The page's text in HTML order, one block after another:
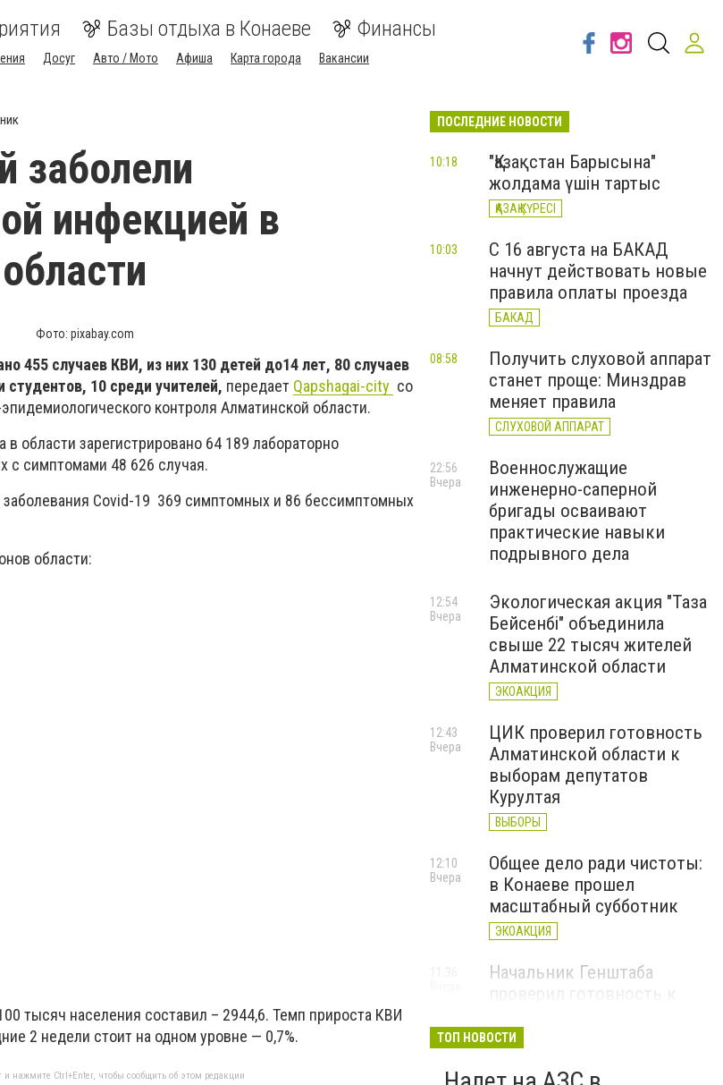
Базы отдыха в Конаеве Финансы
Досуг Авто / Мото Афиша Карта города Вакансии
заболели
инфекцией в
Фото: pixabay.com
455 случаев КВИ, из них 130 детей до14 лет, 80 случаев
10 среди учителей, передает Qapshagai-city со
контроля Алматинской области.
области зарегистрировано 64 189 лабораторно
с симптомами 48 626 случая.
заболевания Covid-19 369 симптомных и 86 бессимптомных
области:
тысяч населения составил – 2944,6. Темп прироста КВИ
2 недели стоит на одном уровне — 0,7%.
нажмите Ctrl+Enter, чтобы сообщить об этом редакции
ПОСЛЕДНИЕ НОВОСТИ
"Қазақстан Барысына"
жолдама үшін тартыс
ҚАЗАҚ КҮРЕСІ
10:18
С 16 августа на БАКАД
начнут действовать новые
правила оплаты проезда
БАКАД
10:03
Получить слуховой аппарат
станет проще: Минздрав
меняет правила
СЛУХОВОЙ АППАРАТ
08:58
Военнослужащие
инженерно-саперной
бригады осваивают
практические навыки
подрывного дела
22:56
Вчера
Экологическая акция "Таза
Бейсенбі" объединила
свыше 22 тысяч жителей
Алматинской области
ЭКОАКЦИЯ
12:54
Вчера
ЦИК проверил готовность
Алматинской области к
выборам депутатов
Курултая
ВЫБОРЫ
12:43
Вчера
Общее дело ради чистоты:
в Конаеве прошел
масштабный субботник
ЭКОАКЦИЯ
12:10
Вчера
Начальник Генштаба
Сил специальных операций
ТОП НОВОСТИ